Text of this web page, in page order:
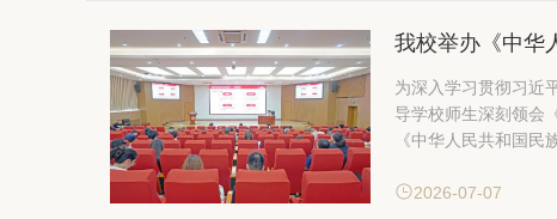
我校举办《中华
为深入学习贯彻习近
导学校师生深刻领会
《中华人民共和国
2026-07-07